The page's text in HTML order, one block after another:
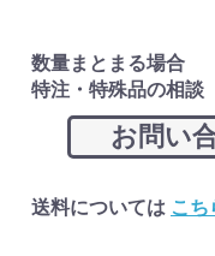
数量まとまる場合
特注・特殊品の相談
お問い
送料については こち